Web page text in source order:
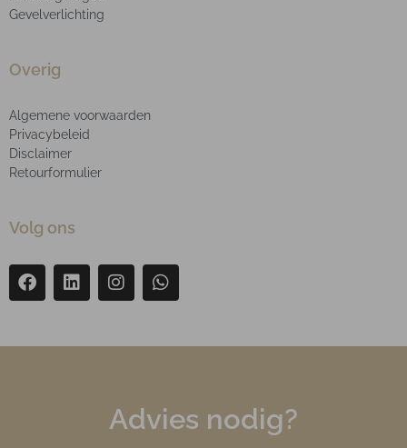
Gevelverlichting
Overig
Algemene voorwaarden
Privacybeleid
Disclaimer
Retourformulier
Volg ons
Advies nodig?